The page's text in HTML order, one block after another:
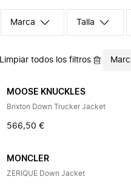
Marca Talla
Limpiar todos los filtros
MOOSE KNUCKLES
Brixton Down Trucker Jacket
566,50 €
MONCLER
ZERIQUE Down Jacket